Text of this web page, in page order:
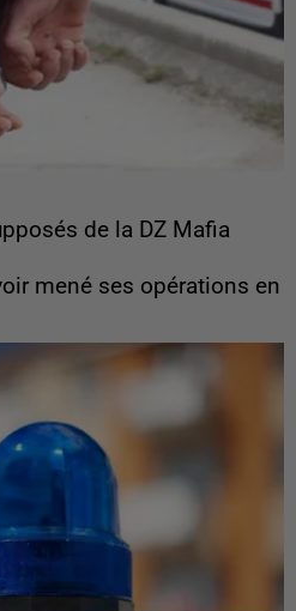
de la DZ Mafia
mené ses opérations en